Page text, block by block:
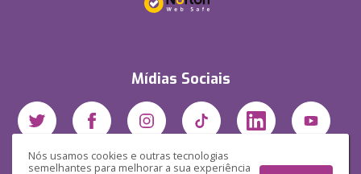
Nós usamos cookies e outras tecnologias
semelhantes para melhorar a sua experiência
Mídias Sociais